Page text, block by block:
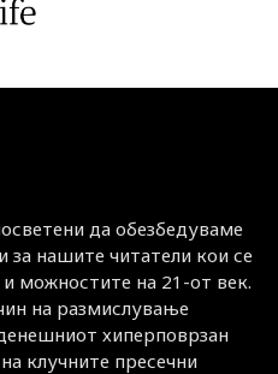
да обезбедуваме
за нашите читатели кои се
можностите на 21-от век.
на размислување
хиперповрзан
клучните пресечни